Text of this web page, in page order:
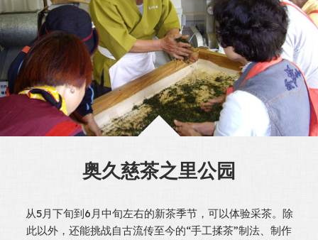
奥久慈茶之里公园
从5月下旬到6月中旬左右的新茶季节，可以体验采茶。除
此以外，还能挑战自古流传至今的“手工揉茶”制法、制作